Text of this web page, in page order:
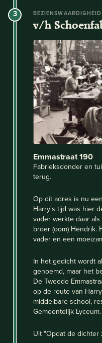
3 BEZIENSWAARDIGHEID
v/h
Emmastraat 190
Fabrieksdonder en
terug.
Op dit adres is nu
Harry's tijd was hier
vader werkte daar
broer (oom) Hendrik.
vader en een
In het gedicht wordt
genoemd, maar het
De Tweede
op de route van
middelbare school,
Gemeentelijk Lyceum.
Uit "Opdat de